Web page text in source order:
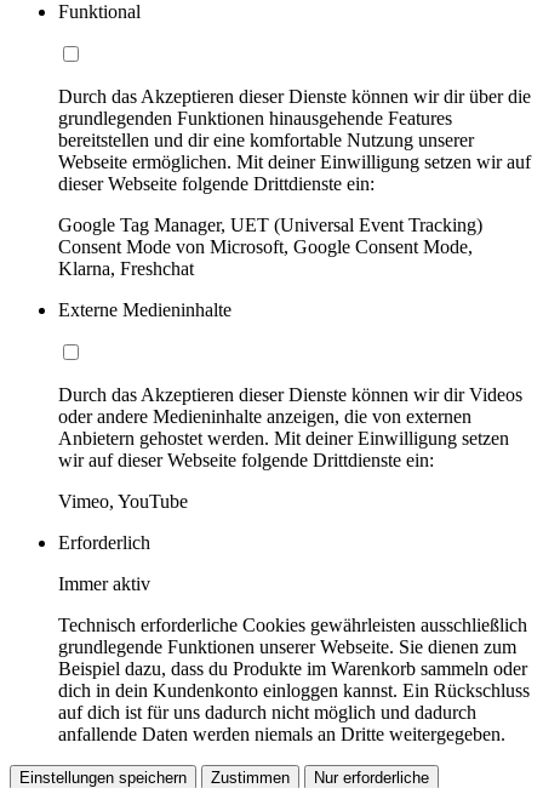
Funktional
Durch das Akzeptieren dieser Dienste können wir dir über die
grundlegenden Funktionen hinausgehende Features
bereitstellen und dir eine komfortable Nutzung unserer
Webseite ermöglichen. Mit deiner Einwilligung setzen wir auf
dieser Webseite folgende Drittdienste ein:
Google Tag Manager, UET (Universal Event Tracking)
Consent Mode von Microsoft, Google Consent Mode,
Klarna, Freshchat
Externe Medieninhalte
Durch das Akzeptieren dieser Dienste können wir dir Videos
oder andere Medieninhalte anzeigen, die von externen
Anbietern gehostet werden. Mit deiner Einwilligung setzen
wir auf dieser Webseite folgende Drittdienste ein:
Vimeo, YouTube
Erforderlich
Immer aktiv
Technisch erforderliche Cookies gewährleisten ausschließlich
grundlegende Funktionen unserer Webseite. Sie dienen zum
Beispiel dazu, dass du Produkte im Warenkorb sammeln oder
dich in dein Kundenkonto einloggen kannst. Ein Rückschluss
auf dich ist für uns dadurch nicht möglich und dadurch
anfallende Daten werden niemals an Dritte weitergegeben.
Einstellungen speichern Zustimmen Nur erforderliche